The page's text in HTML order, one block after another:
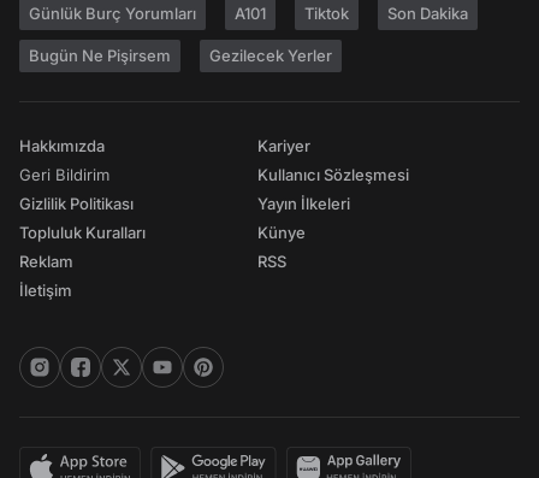
Günlük Burç Yorumları A101 Tiktok Son Dakika
Bugün Ne Pişirsem Gezilecek Yerler
Hakkımızda
Geri Bildirim
Gizlilik Politikası
Topluluk Kuralları
Reklam
İletişim
Kariyer
Kullanıcı Sözleşmesi
Yayın İlkeleri
Künye
RSS